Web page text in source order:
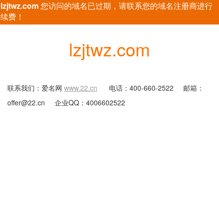
lzjtwz.com您访问的域名已过期，请联系您的域名注册商进行
续费！
lzjtwz.com
联系我们：爱名网 www.22.cn 电话：400-660-2522
邮箱：
offer@22.cn
企业QQ：4006602522